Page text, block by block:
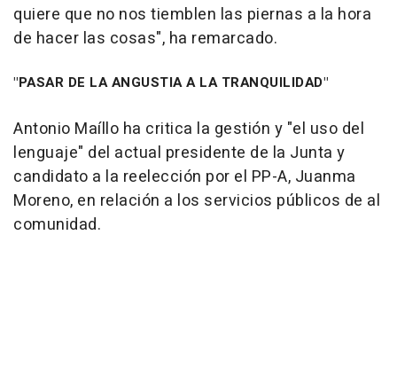
quiere que no nos tiemblen las piernas a la hora
de hacer las cosas", ha remarcado.
"PASAR DE LA ANGUSTIA A LA TRANQUILIDAD"
Antonio Maíllo ha critica la gestión y "el uso del
lenguaje" del actual presidente de la Junta y
candidato a la reelección por el PP-A, Juanma
Moreno, en relación a los servicios públicos de al
comunidad.